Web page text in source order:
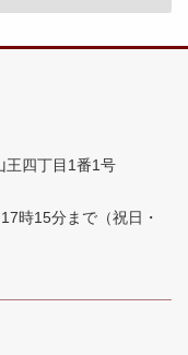
四丁目1番1号
時15分まで （祝日・